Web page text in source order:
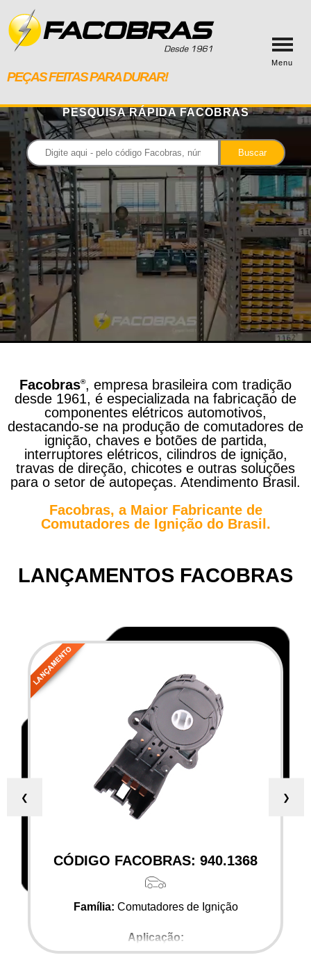
PEÇAS FEITAS PARA DURAR!
Menu
PESQUISA RÁPIDA FACOBRAS
Facobras®, empresa brasileira com tradição
desde 1961, é especializada na fabricação de
componentes elétricos automotivos,
destacando-se na produção de comutadores de
ignição, chaves e botões de partida,
interruptores elétricos, cilindros de ignição,
travas de direção, chicotes e outras soluções
para o setor de autopeças. Atendimento Brasil.
Facobras, a Maior Fabricante de
Comutadores de Igniçãodo Brasil.
LANÇAMENTOS FACOBRAS
CÓDIGO FACOBRAS: 940.1368
Família: Comutadores de Ignição
Aplicação:
Toyota - Corolla após 14
❮ ❯